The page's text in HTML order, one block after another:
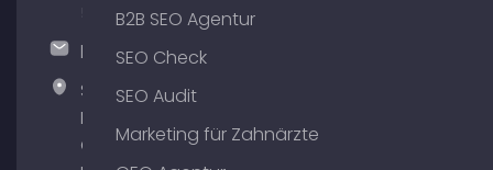
hallo@timospecht.de
Specht
Marketing
GmbH –
B2B SEO Agentur
SEO Check
SEO Audit
Marketing für Zahnärzte